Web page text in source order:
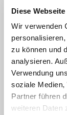
Diese
Wir verwenden
zu können und
analysieren.
Verwendung
soziale Medien,
Partner führen
weiteren Daten